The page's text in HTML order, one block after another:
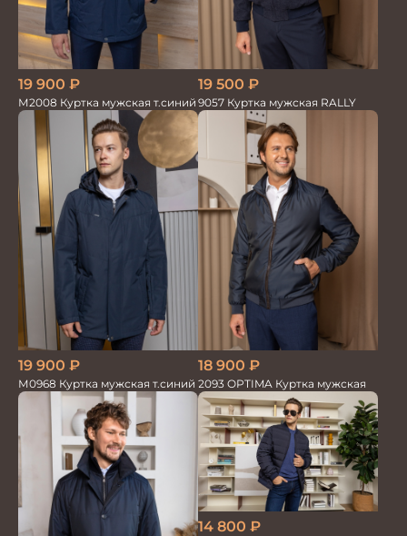
19 900 ₽
М2008 Куртка мужская т.синий
19 500 ₽
9057 Куртка мужская RALLY
19 900 ₽
М0968 Куртка мужская т.синий
18 900 ₽
2093 OPTIMA Куртка мужская
14 800 ₽